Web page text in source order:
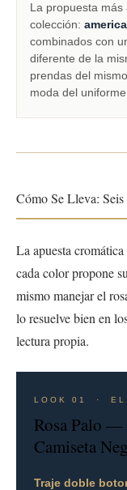
La propuesta más
colección:
combinados con
diferente de la
prendas del
moda del uniforme.
Cómo Se Lleva:
La apuesta
cada color propone
mismo manejar el
lo resuelve bien en
lectura propia.
LOOK 01 · EL
Rosa Palo —
Camiseta
Traje doble